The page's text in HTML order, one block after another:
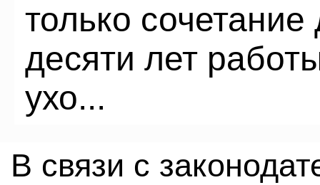
только
десяти лет
ухо...
В связи с